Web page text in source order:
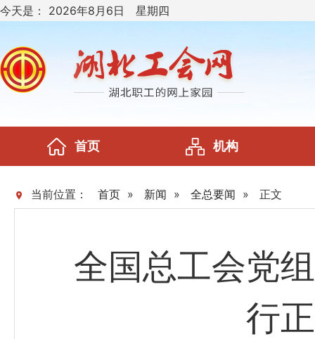
今天是： 2026年8月6日 星期四
首页 机构
当前位置： 首页 » 新闻 » 全总要闻 » 正文
全国总工会党
行